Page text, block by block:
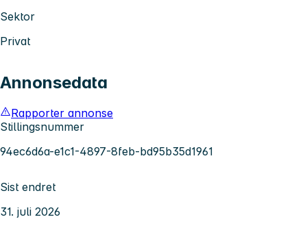
Sektor
Privat
Annonsedata
Rapporter annonse
Stillingsnummer
94ec6d6a-e1c1-4897-8feb-bd95b35d1961
Sist endret
31. juli 2026